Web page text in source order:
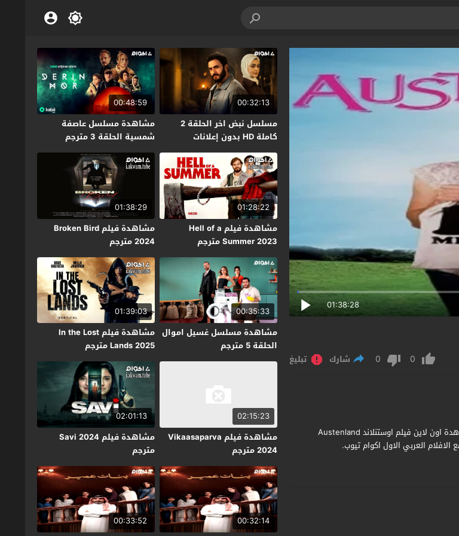
01:38:28
0
0 شارك تبليغ
مشاهدة وتحميل فيلم Austenland 2013 مترجم جودة عالية بدون اعلانات مزعجة مشاهدة اون لاين فيلم اوستنلاند Austenland
العربي الاول اكوام تيوب.
00:32:13
مسلسل نبض اخر الحلقة 2
كاملة HD بدون إعلانات
00:48:59
مشاهدة مسلسل عاصفة
شمسية الحلقة 3 مترجم
01:28:22
مشاهدة فيلم Hell of a
Summer 2023 مترجم
01:38:29
مشاهدة فيلم Broken Bird
2024 مترجم
00:35:33
مشاهدة مسلسل غسيل اموال
الحلقة 5 مترجم
01:39:03
مشاهدة فيلم In the Lost
Lands 2025 مترجم
02:15:23
مشاهدة فيلم Vikaasaparva
2024 مترجم
02:01:13
مشاهدة فيلم Savi 2024
مترجم
00:32:14
00:33:52